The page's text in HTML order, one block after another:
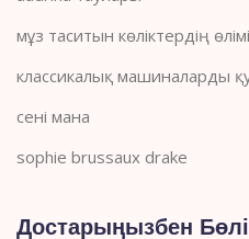
мұз таситын көліктердің өлімі
классикалық машиналарды
сені мана
sophie brussaux drake
Достарыңызбен